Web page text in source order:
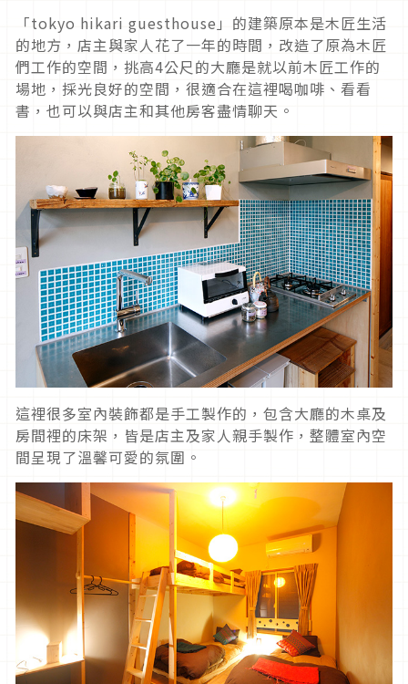
「tokyo hikari guesthouse」的建築原本是木匠生活
的地方，店主與家人花了一年的時間，改造了原為木匠
們工作的空間，挑高4公尺的大廳是就以前木匠工作的
場地，採光良好的空間，很適合在這裡喝咖啡、看看
書，也可以與店主和其他房客盡情聊天。
這裡很多室內裝飾都是手工製作的，包含大廳的木桌及
房間裡的床架，皆是店主及家人親手製作，整體室內空
間呈現了溫馨可愛的氛圍。